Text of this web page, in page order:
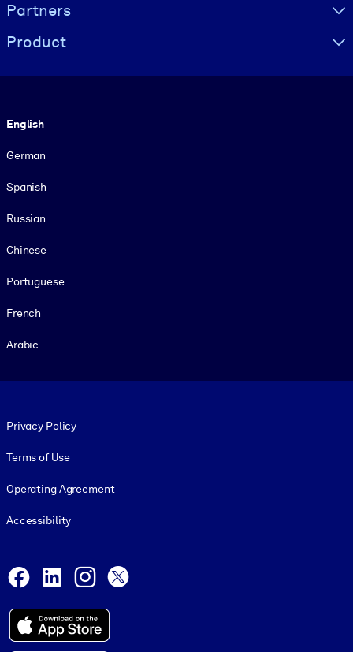
Partners
Product
English
German
Spanish
Russian
Chinese
Portuguese
French
Arabic
Privacy Policy
Terms of Use
Operating Agreement
Accessibility
Facebook
LinkedInInstagram